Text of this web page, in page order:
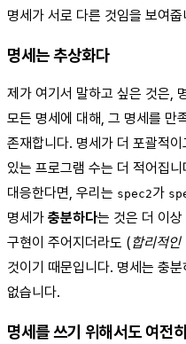
명세가 서로 다른 것임을 보여줍
명세는 추상화다
제가 여기서 말하고 싶은 것은,
모든 명세에 대해, 그 명세를 만
존재합니다. 명세가 더 포괄적
있는 프로그램 수는 더 적어집니
대응한다면, 우리는 spec2가
명세가 충분하다는 것은 더 이
구현이 주어지더라도 (합리적인
것이기 때문입니다. 명세는 충
없습니다.
명세를 쓰기 위해서도 여전